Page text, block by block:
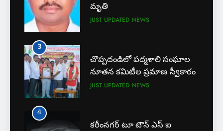
JUST UPDATED
3
నూతన కమిటీల ప్రమాణ స్వీకారం
JUST UPDATED NEWS
4
చంద్రశేఖర్ బలవన్మరణం